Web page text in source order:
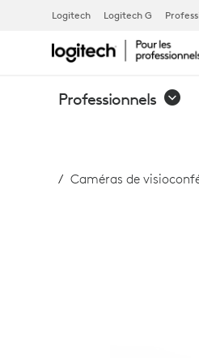
Logitech Logitech G
Professionnels
Caméras de